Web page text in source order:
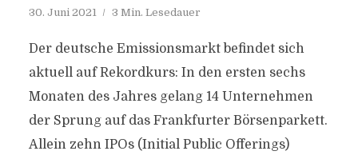
30. Juni 2021 3 Min. Lesedauer
Der deutsche Emissionsmarkt befindet sich
aktuell auf Rekordkurs: In den ersten sechs
Monaten des Jahres gelang 14 Unternehmen
der Sprung auf das Frankfurter Börsenparkett.
Allein zehn IPOs (Initial Public Offerings)